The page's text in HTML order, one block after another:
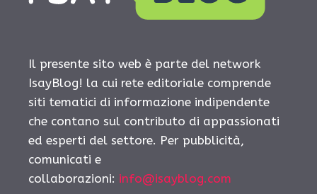
Il presente sito web è parte del network
IsayBlog! la cui rete editoriale comprende
siti tematici di informazione indipendente
che contano sul contributo di appassionati
ed esperti del settore. Per pubblicità,
comunicati e
collaborazioni: info@isayblog.com